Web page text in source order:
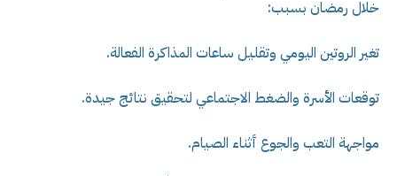
خلال رمضان بسبب:
تغير الروتين اليومي وتقليل ساعات المذاكرة الفعالة.
توقعات الأسرة والضغط الاجتماعي لتحقيق نتائج جيدة.
مواجهة التعب والجوع أثناء الصيام.